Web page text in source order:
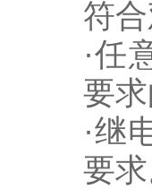
符
·任
要
·继
要